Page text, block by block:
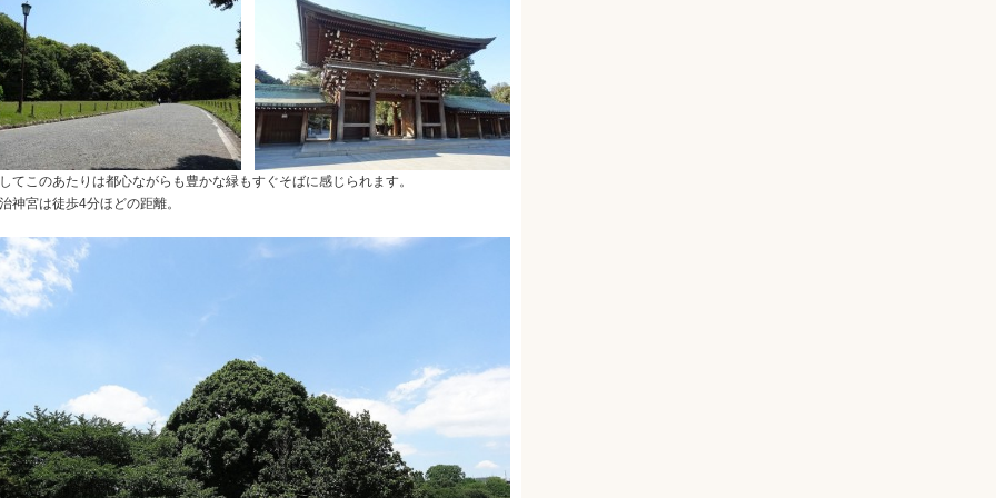
てこのあたりは都心ながらも豊かな緑もすぐそばに感じられます。
神宮は徒歩4分ほどの距離。